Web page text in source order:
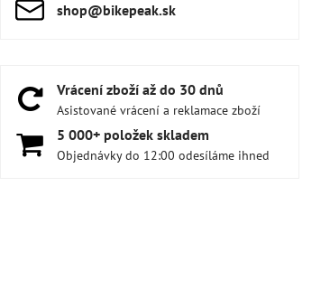
shop​@bikepeak​.sk
Vrácení zboží až do 30 dnů
Asistované vrácení a reklamace zboží
5 000+ položek skladem
Objednávky do 12:00 odesíláme ihned